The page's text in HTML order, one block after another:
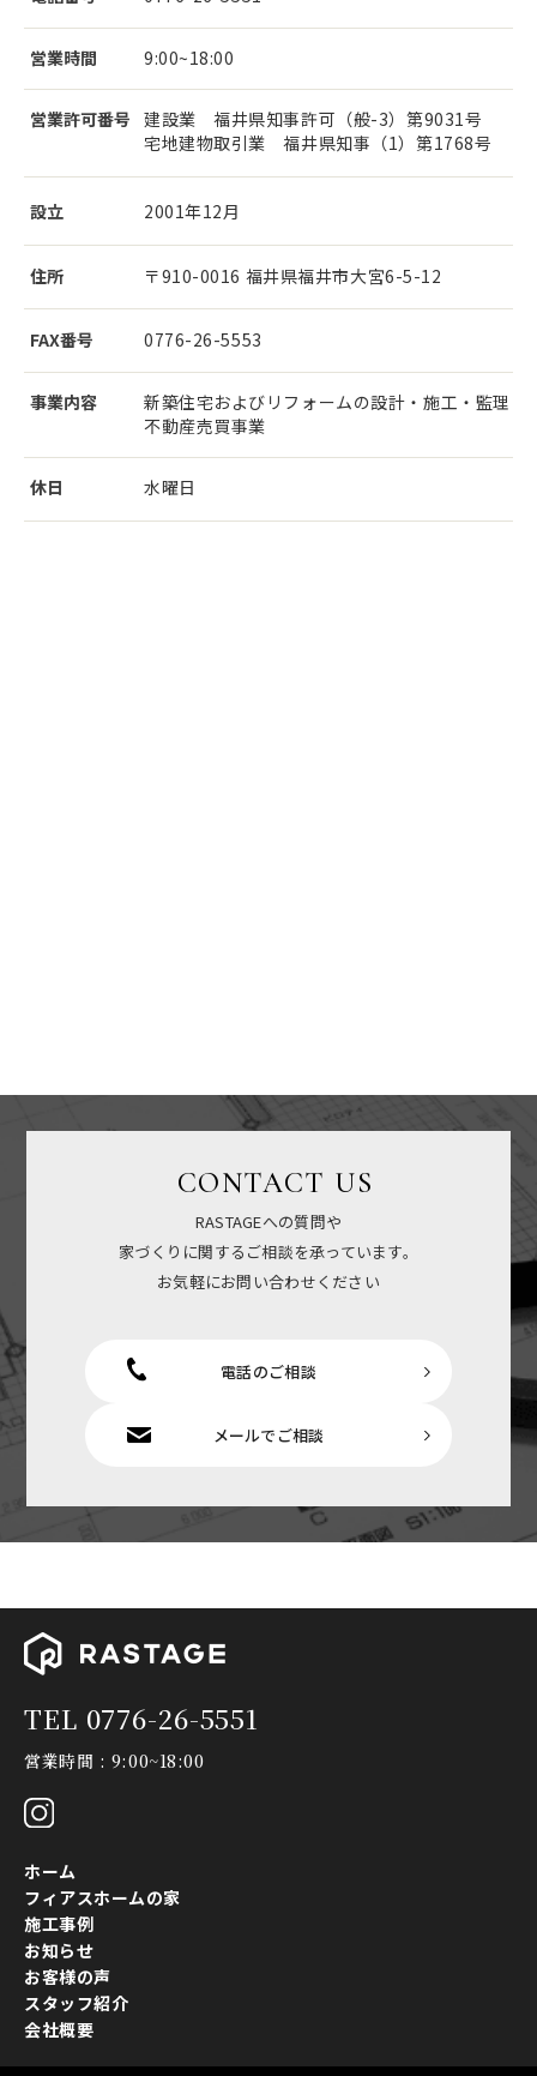
営業時間 9:00~18:00
営業許可番号 建設業 福井県知事許可（般-3）第9031号
宅地建物取引業 福井県知事（1）第1768号
設立 2001年12月
住所 〒910-0016 福井県福井市大宮6-5-12
FAX番号 0776-26-5553
事業内容
新築住宅およびリフォームの設計・施工・監理
不動産売買事業
休日 水曜日
CONTACT US
RASTAGEへの質問や
家づくりに関するご相談を承っています。
お気軽にお問い合わせください
電話のご相談
メールでご相談
TEL 0776-26-5551
営業時間 : 9:00~18:00
ホーム
フィアスホームの家
施工事例
お知らせ
お客様の声
スタッフ紹介
会社概要